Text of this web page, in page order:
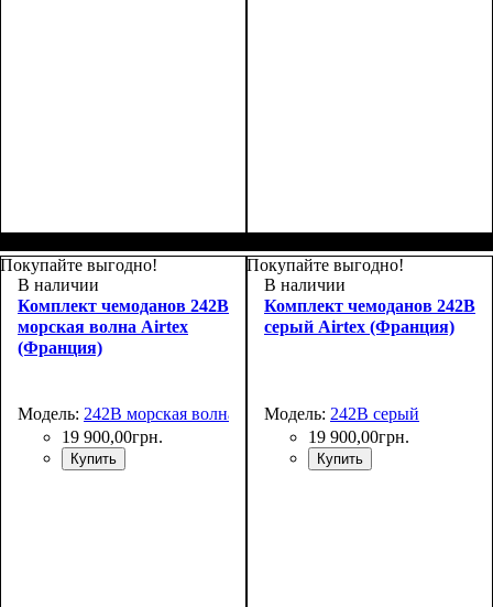
76x52х32+5
Покупайте выгодно!
В наличии
Комплект чемоданов 242B
морская волна Airtex
(Франция)
Модель: 242B морская волна
19 900,00грн.
Купить
Покупайте выгодно!
В наличии
Комплект чемоданов 242B
серый Airtex (Франция)
Модель: 242B серый
19 900,00грн.
Купить